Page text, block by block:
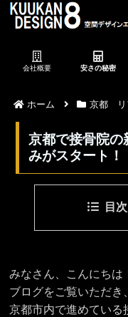
会社概要 安さの秘密
ホーム 京都 リ
京都で接骨院の
みがスタート！
目
みなさん、こんにちは
ブログをご覧いただき
京都市内で進めている